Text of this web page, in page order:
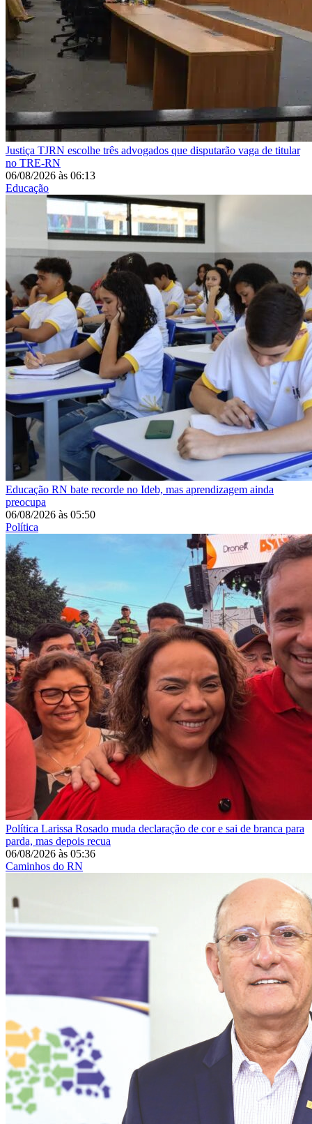
Justiça TJRN escolhe três advogados que disputarão vaga de titular
no TRE-RN
06/08/2026 às 06:13
Educação
Educação RN bate recorde no Ideb, mas aprendizagem ainda
preocupa
06/08/2026 às 05:50
Política
Política Larissa Rosado muda declaração de cor e sai de branca para
parda, mas depois recua
06/08/2026 às 05:36
Caminhos do RN